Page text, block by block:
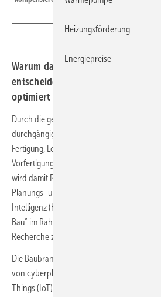
Warum das 5G-Netz beim
entscheidend ist und wie mit
optimiert geplant und gebaut wird,
Durch die geringe Latenzzeit des
durchgängige digitale Informationskette
Fertigung, Logistik und Montage möglich.
Vorfertigung von Bauteilen und Systemen
wird damit Realität. Eine wichtige Rolle
Planungs- und Bauprozess kommt der
Intelligenz (KI) zu. Eindrücke von der
Bau“ im Rahmen der BAU-Online 2021
Recherche zum gleichen Thema.
Die Baubranche hat offensichtlich das
von cyberphysikalischen Systemen
Things (IoT)-Strategien, Sensorik, Robotik
Heizungsförderung
Energiepreise